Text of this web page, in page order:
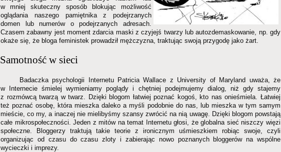
w mniej skuteczny sposób blokując możliwość
oglądania naszego pamiętnika z podejrzanych
domen lub numerów o podejrzanych adresach.
Czasem zabawny jest moment zdarcia maski z czyjejś twarzy lub autozdemaskowanie, np. gdy
okaże się, że bloga feministek prowadził mężczyzna, traktując swoją przygodę jako żart.
Samotność w sieci
Badaczka psychologii Internetu Patricia Wallace z University of Maryland uważa, że
w Internecie śmielej wymieniamy poglądy i chętniej podejmujemy dialog, niż gdy stajemy
z rozmówcą twarzą w twarz. Dzięki blogom łatwiej poznać kogoś, kto nas onieśmiela. Łatwiej
też poznać osobę, która mieszka daleko a myśli podobnie do nas, lub mieszka w tym samym
mieście, co my, a inaczej nie mielibyśmy szansy zwrócić na nią uwagę. Dzięki blogom powstają
całe mikrospołeczności. Jeden z mitów na temat Internetu głosi, że globalna sieć niszczy więzi
społeczne. Bloggerzy traktują takie teorie z ironicznym uśmieszkiem robiąc swoje, czyli
organizując od czasu do czasu zloty i zabierając nowo poznanych bloggerów na wspólne
wycieczki i imprezy.